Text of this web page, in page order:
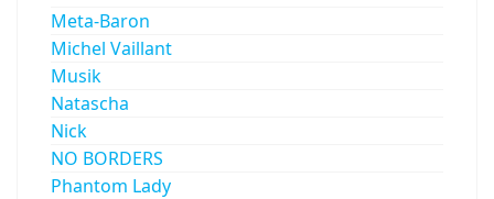
Meta-Baron
Michel Vaillant
Musik
Natascha
Nick
NO BORDERS
Phantom Lady